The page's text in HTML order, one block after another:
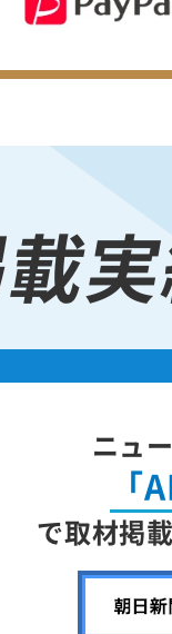
ニュ
「
で取材掲